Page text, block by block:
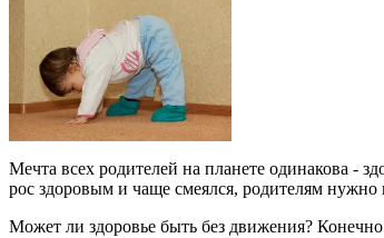
Мечта всех родителей на планете одинакова -
рос здоровым и чаще смеялся, родителям
Может ли здоровье быть без движения?